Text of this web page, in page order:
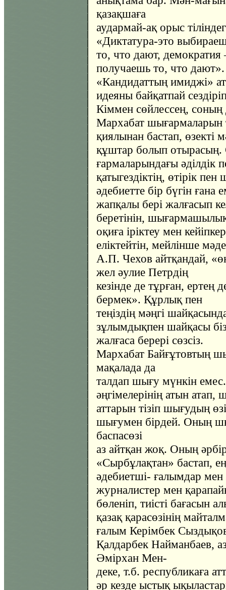
қазақшаға
аудармай-ақ орыс
«Диктатура-это
то, что дают,
получаешь то, что дают».
«Кандидаттың имиджі»
идеяны байқатпай
Кіммен сөйлессең, соның
Мархабат шығармаларын
қиялынан бастап, өзекті
құштар болып
ғармаларындағы әділдік
қатыгездіктің, өтірік
әдебиетте бір бүгін ғана
жапқалы бері жалғасып
беретінін,
оқиға іріктеу мен
еліктейтін, мейлінше
А.П. Чехов айтқандай,
жел әулие Петрдің
кезінде де тұрған, ертең
бермек». Құрлық пен
теңіздің мәңгі
зұлымдықпен шайқасы
жалғаса берері сөзсіз.
Мархабат Байғұтовтың
мақалада да
талдап шығу мүнкін
әңгімелерінің атын
аттарын тізіп шығудың
шығумен бірдей. Оның
баспасөзі
аз айтқан жоқ. Оның
«Сырбұлақтан» бастап,
әдебиетші- ғалымдар
журналистер мен
бөленіп, тиісті бағасын
қазақ қарасөзінің
ғалым Керімбек
Қалдарбек Найманбаев,
Әмірхан Мен-
деке, т.б. республикаға
әр кезде ыстық